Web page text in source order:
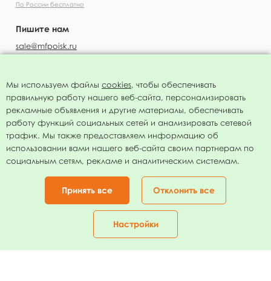
Корзина
По России бесплатно
Пишите нам
sale@mfpoisk.ru
УЗНАВАЙТЕ ПЕРВЫМИ О НОВОСТЯХ
Нажимая на кнопку я соглашаюсь с
политикой конфиденциальности
Присоединяйтесь!
Мы используем файлы cookies, чтобы обеспечивать
правильную работу нашего веб-сайта, персонализировать
рекламные объявления и другие материалы, обеспечивать
работу функций социальных сетей и анализировать сетевой
трафик. Мы также предоставляем информацию об
использовании вами нашего веб-сайта своим партнерам по
социальным сетям, рекламе и аналитическим системам.
Принять все Отклонить все
Настройки